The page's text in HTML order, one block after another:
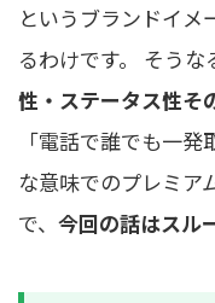
というブランドイメ
るわけです。 そうな
性・ステータス性そ
「電話で誰でも一
な意味でのプレミア
で、 今回の話はスル